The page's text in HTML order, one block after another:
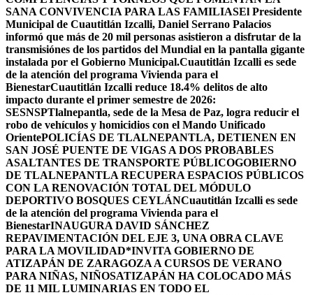
SANA CONVIVENCIA PARA LAS FAMILIASEl Presidente
Municipal de Cuautitlán Izcalli, Daniel Serrano Palacios
informó que más de 20 mil personas asistieron a disfrutar de la
transmisiónes de los partidos del Mundial en la pantalla gigante
instalada por el Gobierno Municipal.Cuautitlán Izcalli es sede
de la atención del programa Vivienda para el
BienestarCuautitlán Izcalli reduce 18.4% delitos de alto
impacto durante el primer semestre de 2026:
SESNSPTlalnepantla, sede de la Mesa de Paz, logra reducir el
robo de vehículos y homicidios con el Mando Unificado
OrientePOLICÍAS DE TLALNEPANTLA, ​DETIENEN EN
SAN JOSÉ PUENTE DE VIGAS A DOS PROBABLES
ASALTANTES DE TRANSPORTE PÚBLICOGOBIERNO
DE TLALNEPANTLA RECUPERA ESPACIOS PÚBLICOS
CON LA RENOVACIÓN TOTAL DEL MÓDULO
DEPORTIVO BOSQUES CEYLÁNCuautitlán Izcalli es sede
de la atención del programa Vivienda para el
BienestarINAUGURA DAVID SÁNCHEZ
REPAVIMENTACIÓN DEL EJE 3, UNA OBRA CLAVE
PARA LA MOVILIDAD*INVITA GOBIERNO DE
ATIZAPÁN DE ZARAGOZA A CURSOS DE VERANO
PARA NIÑAS, NIÑOSATIZAPÁN HA COLOCADO MÁS
DE 11 MIL LUMINARIAS EN TODO EL